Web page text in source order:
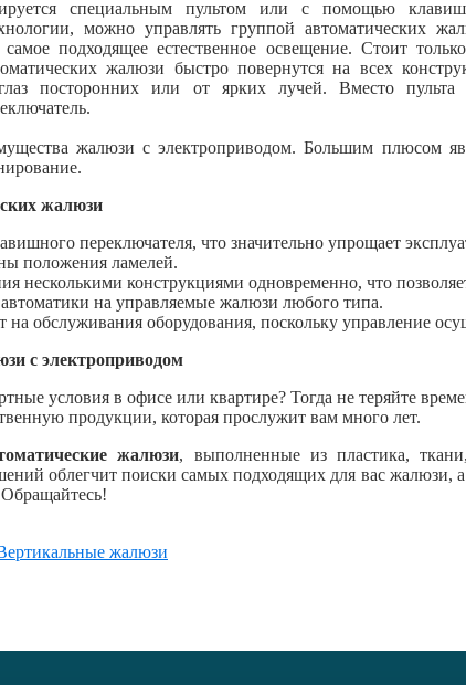
специальным пультом или с помощью
можно управлять группой автоматических
подходящее естественное освещение. Стоит
жалюзи быстро повернутся на всех
посторонних или от ярких лучей. Вместо пульта
жалюзи с электроприводом. Большим плюсом
жалюзи
переключателя, что значительно упрощает
положения ламелей.
несколькими конструкциями одновременно, что
на управляемые жалюзи любого типа.
на обслуживания оборудования, поскольку управление
с электроприводом
условия в офисе или квартире? Тогда не теряйте
продукции, которая прослужит вам много лет.
жалюзи, выполненные из пластика,
облегчит поиски самых подходящих для вас жалюзи,
жалюзи